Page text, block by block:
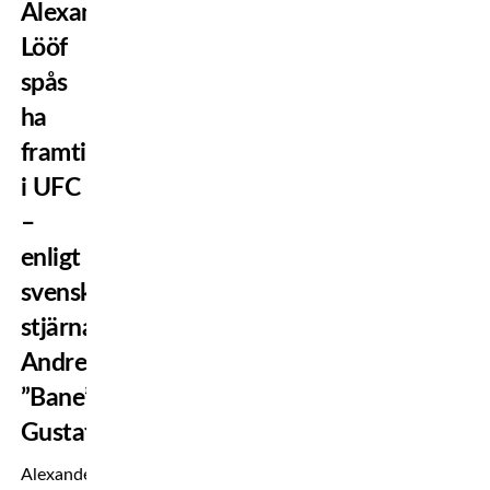
Alexander
Lööf
spås
ha
framtid
i UFC
–
enligt
svenske
stjärnan
Andreas
”Bane”
Gustafsson
Alexander